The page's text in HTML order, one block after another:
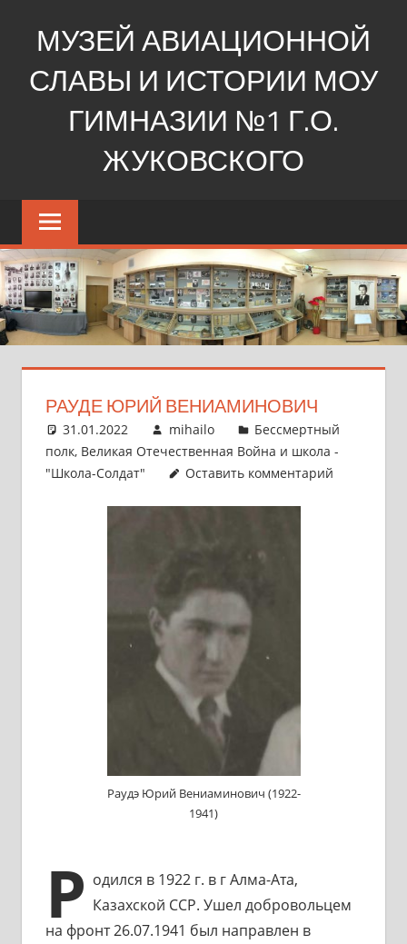
МУЗЕЙ АВИАЦИОННОЙ
СЛАВЫ И ИСТОРИИ МОУ
ГИМНАЗИИ №1 Г.О.
ЖУКОВСКОГО
Ещё
один
на
WordPress
РАУДЕ ЮРИЙ ВЕНИАМИНОВИЧ
31.01.2022 mihailo
Бессмертный
полк, Великая Отечественная Война и школа -
"Школа-Солдат"
Оставить комментарий
Раудэ Юрий Вениаминович (1922-
1941)
Р одился в 1922 г. в г Алма-Ата,
Казахской ССР. Ушел добровольцем
на фронт 26.07.1941 был направлен в